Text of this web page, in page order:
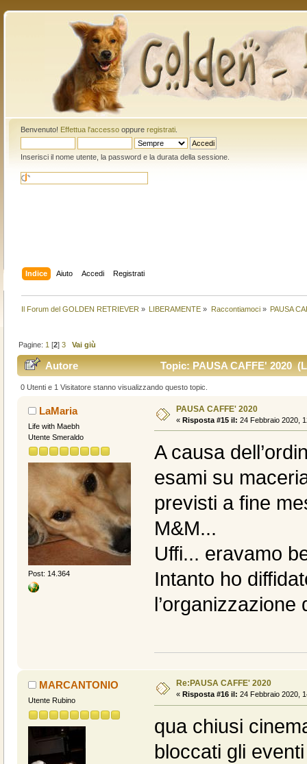
Benvenuto! Effettua l'accessooppure registrati.
Inserisci il nome utente, la password e la durata della sessione.
Indice Aiuto Accedi Registrati
Il Forum del GOLDEN RETRIEVER » LIBERAMENTE » Raccontiamoci» PAUSA
Pagine: 1 [2]3 Vai giù
Autore Topic: PAUSA CAFFE' 2020
0 Utenti e 1 Visitatore stanno visualizzando questo topic.
LaMaria
Life with Maebh
Utente Smeraldo
Post: 14.364
PAUSA CAFFE' 2020
« Risposta #15 il: 24 Febbraio 2020,
A causa
esami su
previsti a fine
M&M...
Uffi... eravamo
Intanto ho
MARCANTONIO
Utente Rubino
Re:PAUSA CAFFE' 2020
« Risposta #16 il: 24 Febbraio 2020,
qua chiusi
bloccati gli